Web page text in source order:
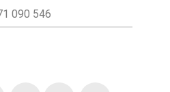
090 546